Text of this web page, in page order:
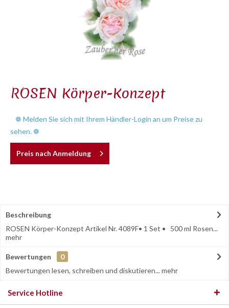
ROSEN Körper-Konzept
❁ Melden Sie sich mit Ihrem Händler-Login an um Preise zu
sehen. ❁
Preis nach Anmeldung
Beschreibung
ROSEN Körper-Konzept Artikel Nr. 4089F• 1 Set • 500 ml Rosen...
mehr
Bewertungen
0
Bewertungen lesen, schreiben und diskutieren...mehr
Service Hotline